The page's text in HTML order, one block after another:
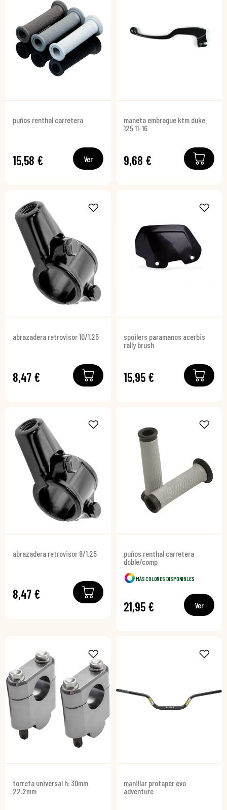
puños renthal carretera
15,58 € Ver
maneta embrague ktm duke
125 11-16
9,68 €
abrazadera retrovisor 10/1.25
8,47 €
spoilers paramanos acerbis
rally brush
15,95 €
abrazadera retrovisor 8/1.25
8,47 €
puños renthal carretera
doble/comp
MÁS COLORES DISPONIBLES
21,95 € Ver
torreta universal h: 30mm
22.2mm
manillar protaper evo
adventure